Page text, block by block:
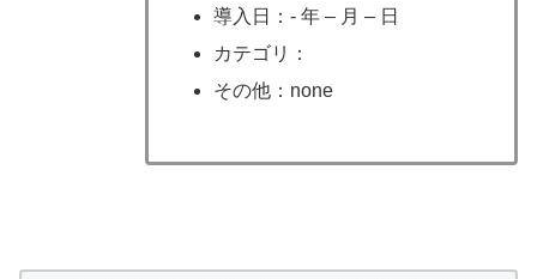
導入日：- 年 – 月 – 日
カテゴリ：
その他：none